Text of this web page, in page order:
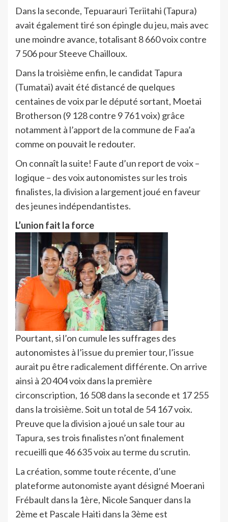
Dans la seconde, Tepuarauri Teriitahi (Tapura)
avait également tiré son épingle du jeu, mais avec
une moindre avance, totalisant 8 660 voix contre
7 506 pour Steeve Chailloux.
Dans la troisième enfin, le candidat Tapura
(Tumatai) avait été distancé de quelques
centaines de voix par le député sortant, Moetai
Brotherson (9 128 contre 9 761 voix) grâce
notamment à l’apport de la commune de Faa’a
comme on pouvait le redouter.
On connaît la suite! Faute d’un report de voix –
logique – des voix autonomistes sur les trois
finalistes, la division a largement joué en faveur
des jeunes indépendantistes.
L’union fait la force
Pourtant, si l’on cumule les suffrages des
autonomistes à l’issue du premier tour, l’issue
aurait pu être radicalement différente. On arrive
ainsi à 20 404 voix dans la première
circonscription, 16 508 dans la seconde et 17 255
dans la troisième. Soit un total de 54 167 voix.
Preuve que la division a joué un sale tour au
Tapura, ses trois finalistes n’ont finalement
recueilli que 46 635 voix au terme du scrutin.
La création, somme toute récente, d’une
plateforme autonomiste ayant désigné Moerani
Frébault dans la 1ère, Nicole Sanquer dans la
2ème et Pascale Haiti dans la 3ème est